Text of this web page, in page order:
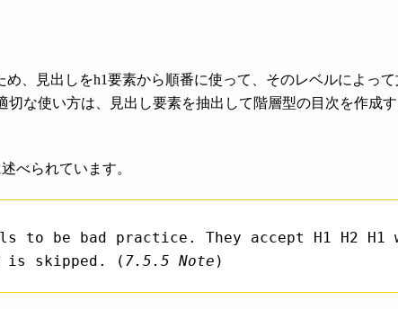
め、見出しをh1要素から順番に使って、そのレベルによっ
な使い方は、見出し要素を抽出して階層型の目次を作成
べられています。
to be bad practice. They accept H1 H2
is skipped. ( 7.5.5 Note )